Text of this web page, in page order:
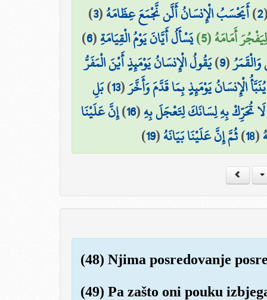
2
)أَيَحْسَبُ الْإِنسَانُ أَلَّن نَّجْمَعَ عِظَامَهُ(
3
)
أَمَامَهُ (5) يَسْأَلُ أَيَّانَ يَوْمُ الْقِيَامَةِ(
6
)
(
9
)يَقُولُ الْإِنسَانُ يَوْمَئِذٍ أَيْنَ الْمَفَرُّ
يُنَبَّأُ الْإِنسَانُ يَوْمَئِذٍ بِمَا قَدَّمَ وَأَخَّرَ(
13
)بَلِ
لَا تُحَرِّكْ بِهِ لِسَانَكَ لِتَعْجَلَ بِهِ(
16
)إِنَّ عَلَيْنَا
(
18
)ثُمَّ إِنَّ عَلَيْنَا بَيَانَهُ(
19
)
(48) Njima posredovanje
(49) Pa zašto oni pouku